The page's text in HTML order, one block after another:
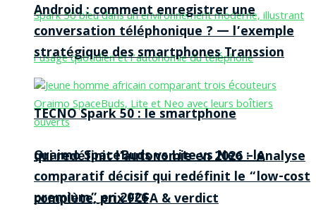
TECNO Spark 50 : le smartphone
qui redéfinit l’autonomie en 2026 – Analyse
complète, prix FCFA & verdict
Android : comment enregistrer une
conversation téléphonique ? — l’exemple
stratégique des smartphones Transsion
Oraimo SpaceBuds vs Lite vs Neo : le
comparatif décisif qui redéfinit le “low-cost
premium” en 2026